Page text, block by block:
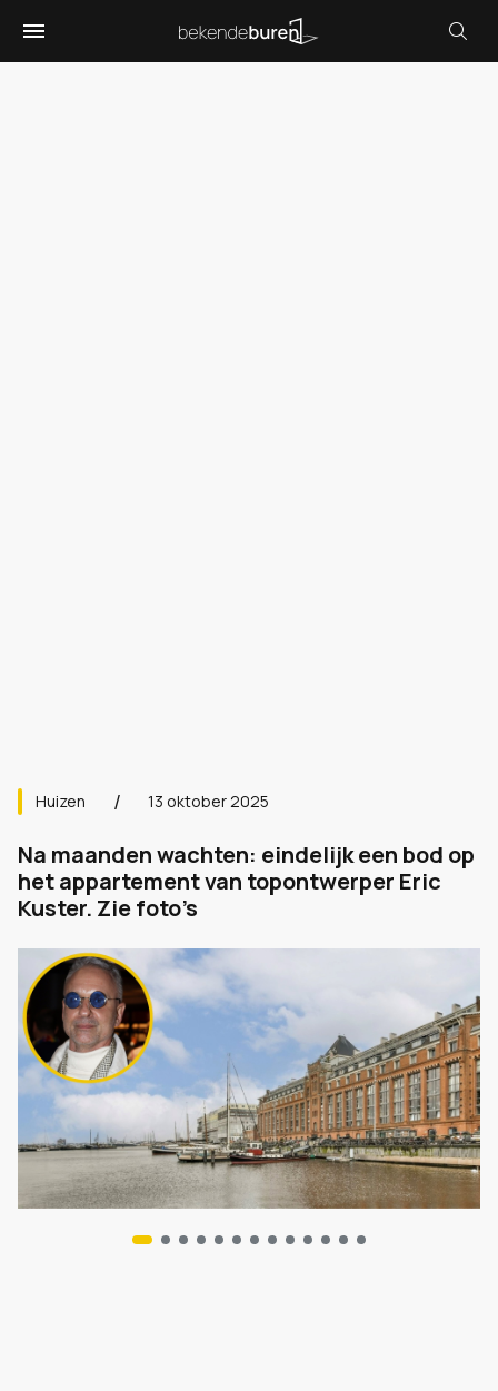
Huizen 13 oktober 2025
Na maanden wachten: eindelijk een bod op
het appartement van topontwerper Eric
Kuster. Zie foto’s